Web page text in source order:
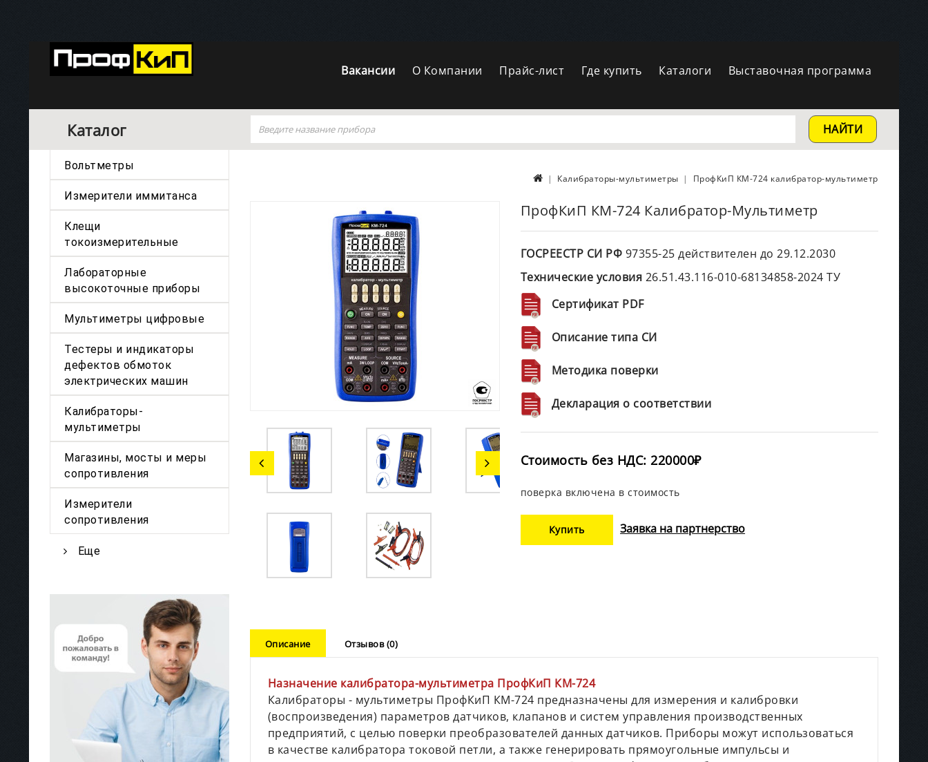
Вакансии О Компании Прайс-лист Где купить Каталоги Выставочная программа
НАЙТИ
Каталог
Вольтметры
Измерители иммитанса
Клещи
токоизмерительные
Лабораторные
высокоточные приборы
Мультиметры цифровые
Тестеры и индикаторы
дефектов обмоток
электрических машин
Калибраторы-
мультиметры
Магазины, мосты и меры
сопротивления
Измерители
сопротивления
Еще
Калибраторы-мультиметры ПрофКиП КМ-724 калибратор-мультиметр
ПрофКиП КМ-724 Калибратор-Мультиметр
ГОСРЕЕСТР СИ РФ 97355-25 действителен до 29.12.2030
Технические условия 26.51.43.116-010-68134858-2024 ТУ
Сертификат PDF
Описание типа СИ
Методика поверки
Декларация о соответствии
Стоимость без НДС: 220000₽
поверка включена в стоимость
Купить Заявка на партнерство
Описание Отзывов (0)
Назначение калибратора-мультиметра ПрофКиП КМ-724
Калибраторы - мультиметры ПрофКиП КМ-724 предназначены для измерения и калибровки
(воспроизведения) параметров датчиков, клапанов и систем управления производственных
предприятий, с целью поверки преобразователей данных датчиков. Приборы можут использоваться
в качестве калибратора токовой петли, а также генерировать прямоугольные импульсы и